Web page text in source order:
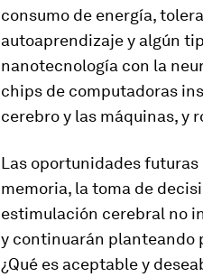
consumo de energía,
autoaprendizaje y algún
nanotecnología con la
chips de computadoras
cerebro y las máquinas,
Las oportunidades
memoria, la toma de
estimulación cerebral no
y continuarán planteando
¿Qué es aceptable y